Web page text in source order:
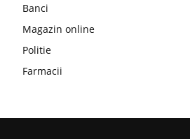
Banci
Magazin online
Politie
Farmacii